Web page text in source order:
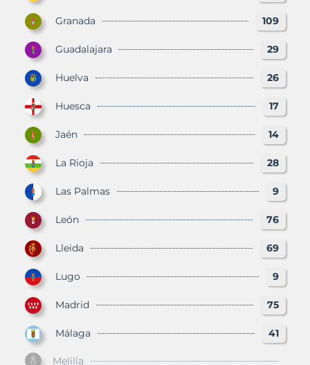
Granada 109
Guadalajara 29
Huelva 26
Huesca 17
Jaén 14
La Rioja 28
Las Palmas 9
León 76
Lleida 69
Lugo 9
Madrid 75
Málaga 41
Melilla